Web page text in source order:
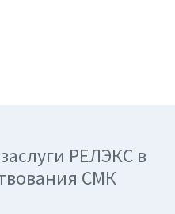
РЕЛЭКС в
СМК